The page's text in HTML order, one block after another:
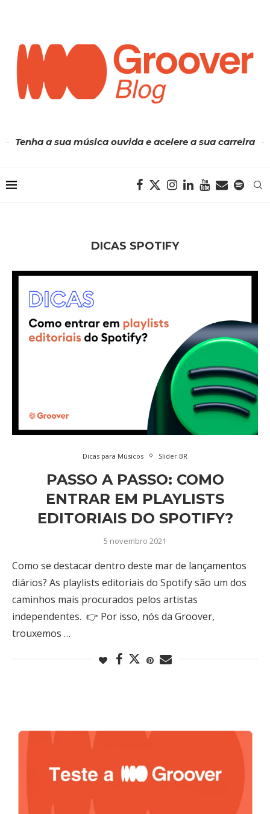
Tenha a sua música ouvida e acelere a sua carreira
DICAS SPOTIFY
Dicas para Músicos Slider BR
PASSO A PASSO: COMO
ENTRAR EM PLAYLISTS
EDITORIAIS DO SPOTIFY?
5 novembro 2021
Como se destacar dentro deste mar de lançamentos
diários? As playlists editoriais do Spotify são um dos
caminhos mais procurados pelos artistas
independentes. 👉 Por isso, nós da Groover,
trouxemos …